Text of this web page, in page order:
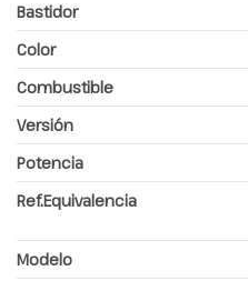
Bastidor
Color
Combustible
Versión
Potencia
Ref.Equivalencia
Modelo